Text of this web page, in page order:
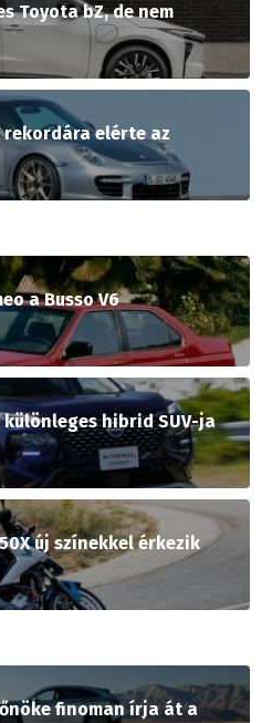
Toyota bZ, de nem
rekordára elérte az
a Busso V6
hibrid SUV-ja
új színekkel érkezik
finoman írja át a